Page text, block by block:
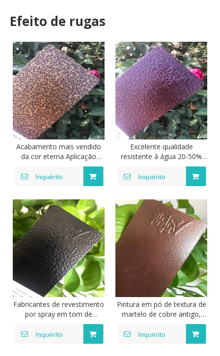
Efeito de rugas
Acabamento mais vendido
da cor eterna Aplicação
externa Ral 7036
Revestimento em pó cinza
Inquérito
Excelente qualidade
resistente à água 20-50%
revestimento em pó de
cobre multicolorido brilhante
Inquérito
Fabricantes de revestimento
por spray em tom de
martelo metálico Pintura em
pó Termoendurecível Efeito
de tom de martelo Spray
Inquérito
Pintura em pó de textura de
martelo de cobre antigo,
tinta termofixa epóxi
poliéster popular, pintura de
revestimento em pó para
Inquérito